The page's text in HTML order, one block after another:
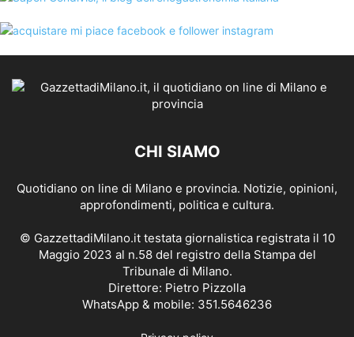
CHI SIAMO
Quotidiano on line di Milano e provincia. Notizie, opinioni,
approfondimenti, politica e cultura.
© GazzettadiMilano.it testata giornalistica registrata il 10
Maggio 2023 al n.58 del registro della Stampa del
Tribunale di Milano.
Direttore: Pietro Pizzolla
WhatsApp & mobile: 351.5646236